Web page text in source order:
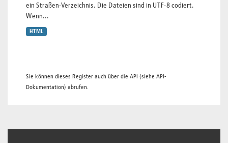
ein Straßen-Verzeichnis. Die Dateien sind in UTF-8 codiert.
Wenn...
HTML
Sie können dieses Register auch über die API (siehe API-
Dokumentation) abrufen.